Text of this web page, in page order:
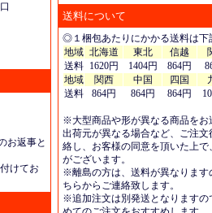
お返事と
けてお
送料について
◎１梱包あたりにかかる送料は下
地域 北海道 東北 信越
送料
1620円 1404円 864円
地域
関西 中国 四国
送料
864円 864円 864円
※大型商品や形が異なる商品をお
出荷元が異なる場合など、ご注
絡し、お客様の同意を頂いた上
がございます。
※離島の方は、送料が異なります
ちらからご連絡致します。
※追加注文は別発送となりますの